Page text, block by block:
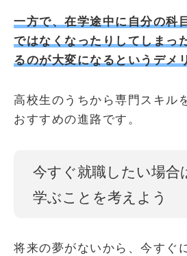
一方で、在学途中に自分の科
ではなくなったりしてしまっ
るのが大変になるというデメ
高校生のうちから専門スキル
おすすめの進路です。
今すぐ就職したい場合
学ぶことを考えよう
将来の夢がないから、今すぐ